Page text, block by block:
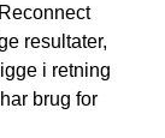
resultater,
i retning
brug for